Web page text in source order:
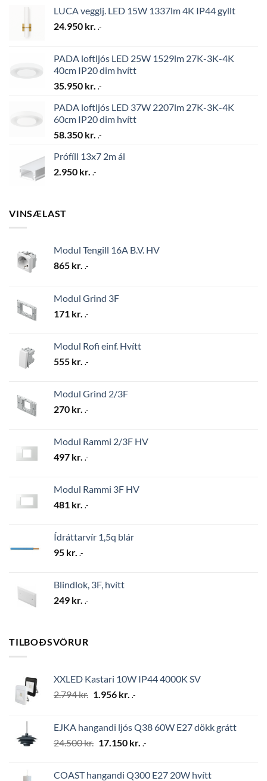
LUCA vegglj. LED 15W 1337lm 4K IP44 gyllt
24.950 kr. .-
PADA loftljós LED 25W 1529lm 27K-3K-4K
40cm IP20 dim hvítt
35.950 kr. .-
PADA loftljós LED 37W 2207lm 27K-3K-4K
60cm IP20 dim hvítt
58.350 kr. .-
Prófíll 13x7 2m ál
2.950 kr. .-
VINSÆLAST
Modul Tengill 16A B.V. HV
865 kr. .-
Modul Grind 3F
171 kr. .-
Modul Rofi einf. Hvítt
555 kr. .-
Modul Grind 2/3F
270 kr. .-
Modul Rammi 2/3F HV
497 kr. .-
Modul Rammi 3F HV
481 kr. .-
Ídráttarvír 1,5q blár
95 kr. .-
Blindlok, 3F, hvítt
249 kr. .-
TILBOÐSVÖRUR
XXLED Kastari 10W IP44 4000K SV
2.794kr. Original
2.794 kr..
1.956 kr. Current
1.956 kr..
.-
EJKA hangandi ljós Q38 60W E27 dökk grátt
24.500kr. Original
17.150 kr. Current
.-
COAST hangandi Q300 E27 20W hvítt